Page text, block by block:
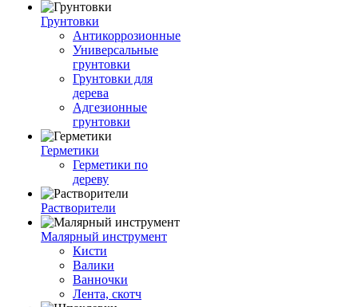
Грунтовки
Антикоррозионные
Универсальные
грунтовки
Грунтовки для
дерева
Адгезионные
грунтовки
Герметики
Герметики по
дереву
Растворители
Малярный инструмент
Кисти
Валики
Ванночки
Лента, скотч